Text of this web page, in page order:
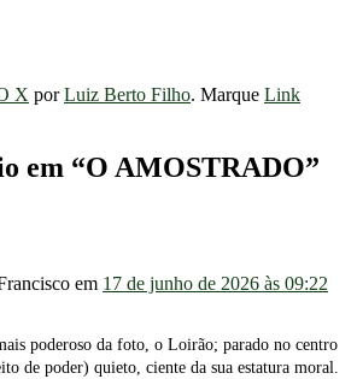
X porLuiz Berto Filho. Marque Link
em “O AMOSTRADO”
em 17 de junho de 2026 às 09:22
poderoso da foto, o Loirão; parado no centro
de poder) quieto, ciente da sua estatura moral.